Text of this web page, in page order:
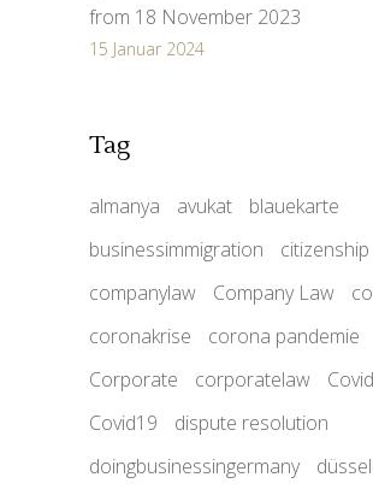
from 18 November 2023
15 Januar 2024
Tag
almanya avukat
blauekarte
businessimmigration
citizenship
companylaw
Company Law
coronakrise
corona pandemie
Corporate
corporatelaw
Covid19
dispute resolution
doingbusinessingermany